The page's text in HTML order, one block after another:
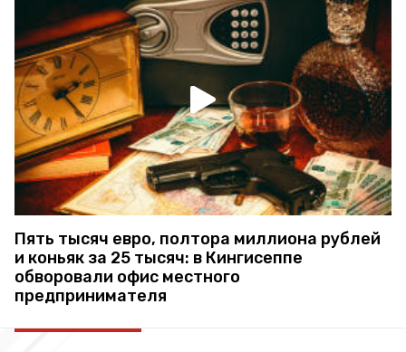
Пять тысяч евро, полтора миллиона рублей
и коньяк за 25 тысяч: в Кингисеппе
обворовали офис местного
предпринимателя